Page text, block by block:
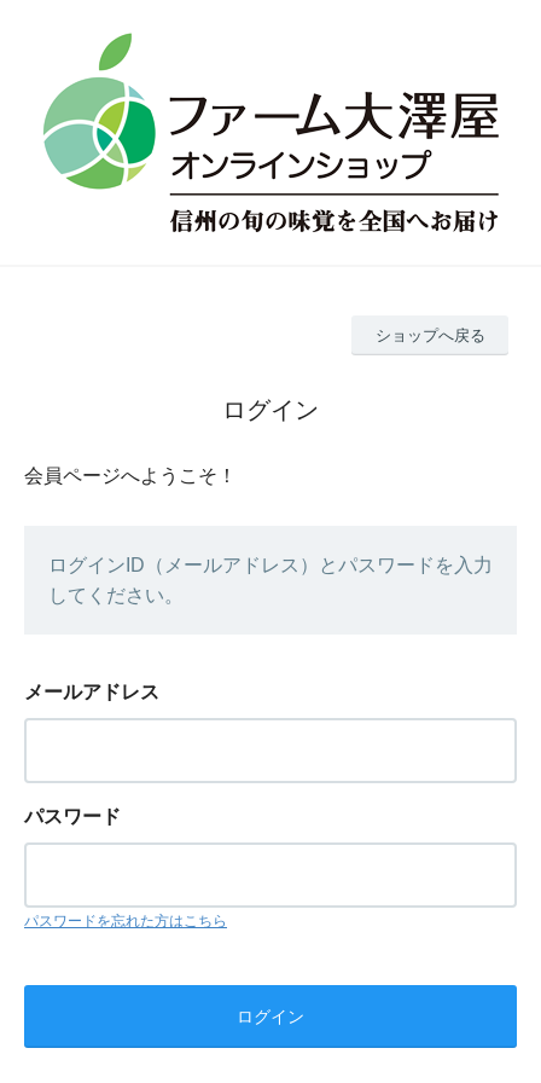
ショップへ戻る
ログイン
会員ページへようこそ！
ログインID（メールアドレス）とパスワードを入力
してください。
メールアドレス
パスワード
パスワードを忘れた方はこちら